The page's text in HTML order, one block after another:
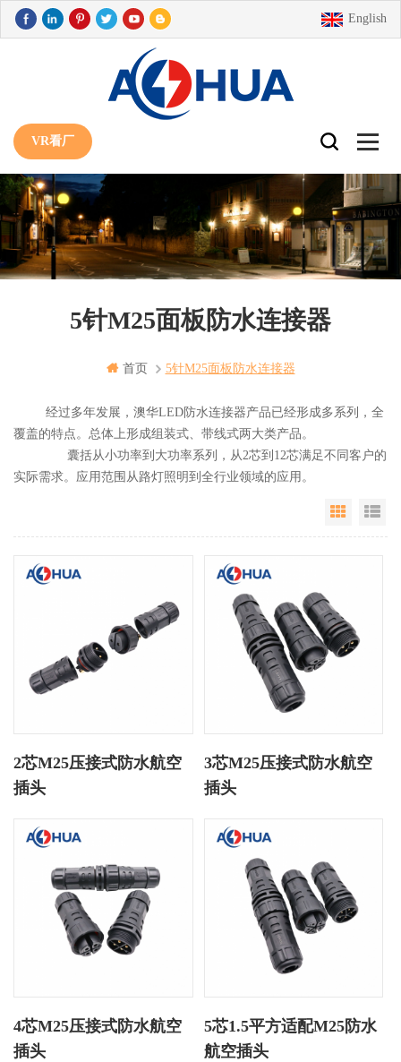
English
VR看厂
5针M25面板防水连接器
首页 5针m25面板防水连接器
经过多年发展，澳华LED防水连接器产品已经形成多系列，全
覆盖的特点。总体上形成组装式、带线式两大类产品。
囊括从小功率到大功率系列，从2芯到12芯满足不同客户的
实际需求。应用范围从路灯照明到全行业领域的应用。
Grid
2芯M25压接式防水航空
插头
3芯M25压接式防水航空
插头
4芯M25压接式防水航空
插头
5芯1.5平方适配M25防水
航空插头